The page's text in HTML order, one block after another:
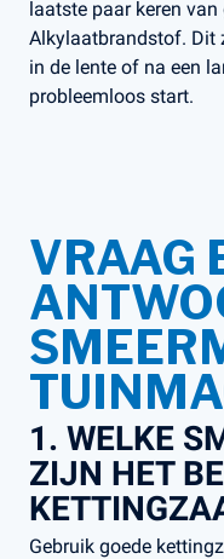
laatste paar keren
Alkylaatbrandstof. Dit
in de lente of na een
probleemloos start​.
VRAAG
1. WELKE
ZIJN HET
Gebruik goede